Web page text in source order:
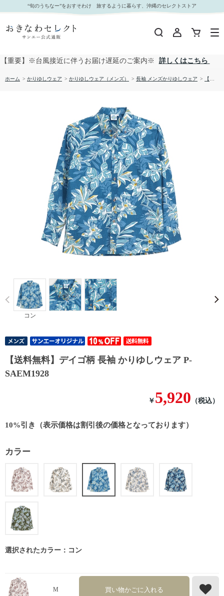
【送料無料】デイゴ柄 長袖 かりゆしウェア P-SAEM1928｜おきなわセレクト サンエー公式通
販
“旬のうちなー”をおすそわけ 旅するように暮らす、沖縄のセレクトストア
【重要】※台風接近に伴うお届け遅延のご案内※ 詳しくはこちら
ホーム > かりゆしウェア > かりゆしウェア（メンズ） > 長袖 メンズかりゆしウェア > 【送料無料】デイゴ柄 長袖 かりゆしウェア P-SAEM1928
コン
Prev
【送料無料】デイゴ柄 長袖 かりゆしウェア P-
SAEM1928
10%引き（表示価格は割引後の価格となっております）
￥ 5,920 （税込）
カラー
選択されたカラー：コン
M 買い物かごに入れる